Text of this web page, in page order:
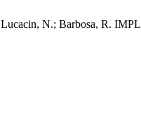
Lucacin, N.; Barbosa, R.